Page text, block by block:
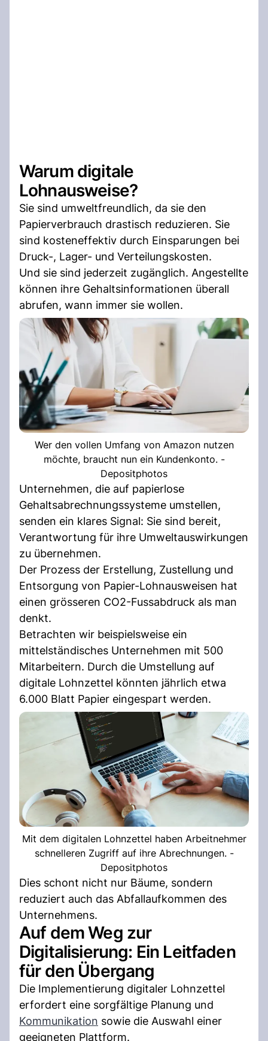
Warum digitale
Lohnausweise?
Sie sind umweltfreundlich, da sie den
Papierverbrauch drastisch reduzieren. Sie
sind kosteneffektiv durch Einsparungen bei
Druck-, Lager- und Verteilungskosten.
Und sie sind jederzeit zugänglich. Angestellte
können ihre Gehaltsinformationen überall
abrufen, wann immer sie wollen.
Wer den vollen Umfang von Amazon nutzen
möchte, braucht nun ein Kundenkonto. -
Depositphotos
Unternehmen, die auf papierlose
Gehaltsabrechnungssysteme umstellen,
senden ein klares Signal: Sie sind bereit,
Verantwortung für ihre Umweltauswirkungen
zu übernehmen.
Der Prozess der Erstellung, Zustellung und
Entsorgung von Papier-Lohnausweisen hat
einen grösseren CO2-Fussabdruck als man
denkt.
Betrachten wir beispielsweise ein
mittelständisches Unternehmen mit 500
Mitarbeitern. Durch die Umstellung auf
digitale Lohnzettel könnten jährlich etwa
6.000 Blatt Papier eingespart werden.
Mit dem digitalen Lohnzettel haben Arbeitnehmer
schnelleren Zugriff auf ihre Abrechnungen. -
Depositphotos
Dies schont nicht nur Bäume, sondern
reduziert auch das Abfallaufkommen des
Unternehmens.
Auf dem Weg zur
Digitalisierung: Ein Leitfaden
für den Übergang
Die Implementierung digitaler Lohnzettel
erfordert eine sorgfältige Planung und
Kommunikation sowie die Auswahl einer
geeigneten Plattform.